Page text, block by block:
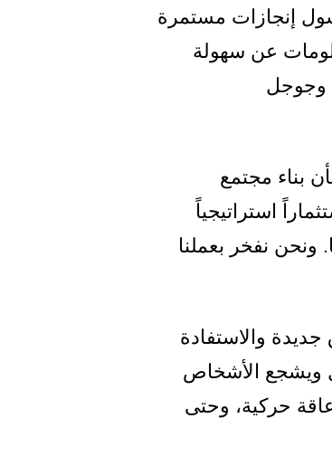
إطلاق مبادرة “حتماً قادر” في 2012 حققت ساسول إنجازات مستمرة
عن سهولة
وجوجل
بناء مجتمع
استراتيجياً
ونحن نفخر بعملنا
والاستفادة
ببناء مجتمع يرحب ويشمل ويشجع الأشخاص
حركية، وحتى